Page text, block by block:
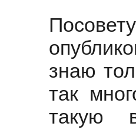
знаю
так
такую